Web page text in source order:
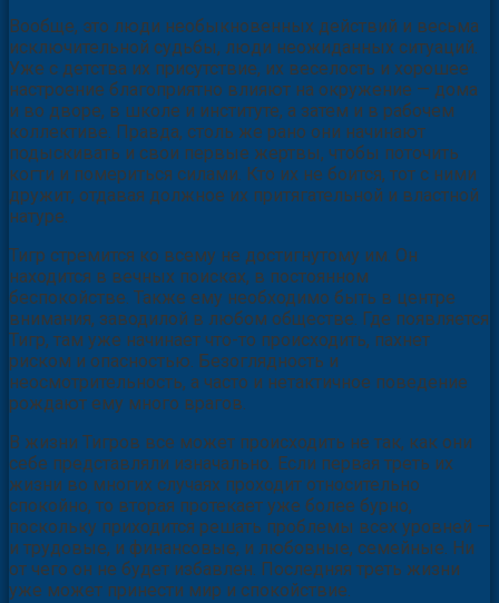
Вообще, это люди необыкновенных действий и весьма
исключительной судьбы, люди неожиданных ситуаций.
Уже с детства их присутствие, их веселость и хорошее
настроение благоприятно влияют на окружение — дома
и во дворе, в школе и институте, а затем и в рабочем
коллективе. Правда, столь же рано они начинают
подыскивать и свои первые жертвы, чтобы поточить
когти и помериться силами. Кто их не боится, тот с ними
дружит, отдавая должное их притягательной и властной
натуре.
Тигр стремится ко всему не достигнутому им. Он
находится в вечных поисках, в постоянном
беспокойстве. Также ему необходимо быть в центре
внимания, заводилой в любом обществе. Где появляется
Тигр, там уже начинает что-то происходить, пахнет
риском и опасностью. Безоглядность и
неосмотрительность, а часто и нетактичное поведение
рождают ему много врагов.
В жизни Тигров все может происходить не так, как они
себе представляли изначально. Если первая треть их
жизни во многих случаях проходит относительно
спокойно, то вторая протекает уже более бурно,
поскольку приходится решать проблемы всех уровней —
и трудовые, и финансовые, и любовные, семейные. Ни
от чего он не будет избавлен. Последняя треть жизни
уже может принести мир и спокойствие.